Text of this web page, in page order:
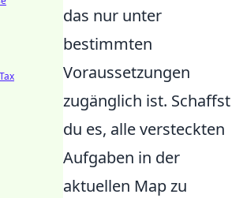
das nur unter
bestimmten
Voraussetzungen
zugänglich ist. Schaffst
du es, alle versteckten
Aufgaben in der
aktuellen Map zu